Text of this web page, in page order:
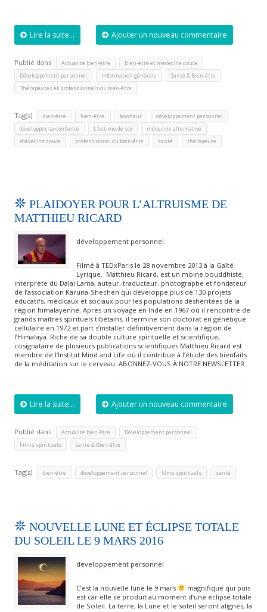
Lire la suite... Ajouter un nouveau commentaire
Publié dans Actualité bien-être Bien-être et médecine douce
Développement personnel Information générale Santé & Bien-être
Thérapeutes et professionnels du bien-être
Tag(s) bien-être bien-être. bonheur développement personnel
développer sa confiance L'estime de soi médecine alternative
médecine douce professionnel du bien-être santé thérapeute
PLAIDOYER POUR L’ALTRUISME DE
MATTHIEU RICARD
développement personnel
Filmé à TEDxParis le 28 novembre 2013 à la Gaîté
Lyrique. Matthieu Ricard, est un moine bouddhiste,
interprète du Dalaï Lama, auteur, traducteur, photographe et fondateur
de l’association Karuna-Shechen qui développe plus de 130 projets
éducatifs, médicaux et sociaux pour les populations déshéritées de la
région himalayenne. Après un voyage en Inde en 1967 où il rencontre de
grands maîtres spirituels tibétains, il termine son doctorat en génétique
cellulaire en 1972 et part s’installer définitivement dans la région de
l’Himalaya. Riche de sa double culture spirituelle et scientifique,
cosignataire de plusieurs publications scientifiques Matthieu Ricard est
membre de l’Institut Mind and Life où il contribue à l’étude des bienfaits
de la méditation sur le cerveau. ABONNEZ-VOUS À NOTRE NEWSLETTER
Lire la suite... Ajouter un nouveau commentaire
Publié dans Actualité bien-être Développement personnel
Films spirituels Santé & Bien-être
Tag(s) bien-être développement personnel films spirituels santé
NOUVELLE LUNE ET ÉCLIPSE TOTALE
DU SOLEIL LE 9 MARS 2016
développement personnel
C’est la nouvelle lune le 9 mars
magnifique qui puis
est car elle se produit au moment d’une éclipse totale
de Soleil. La terre, la Lune et le soleil seront alignés, la